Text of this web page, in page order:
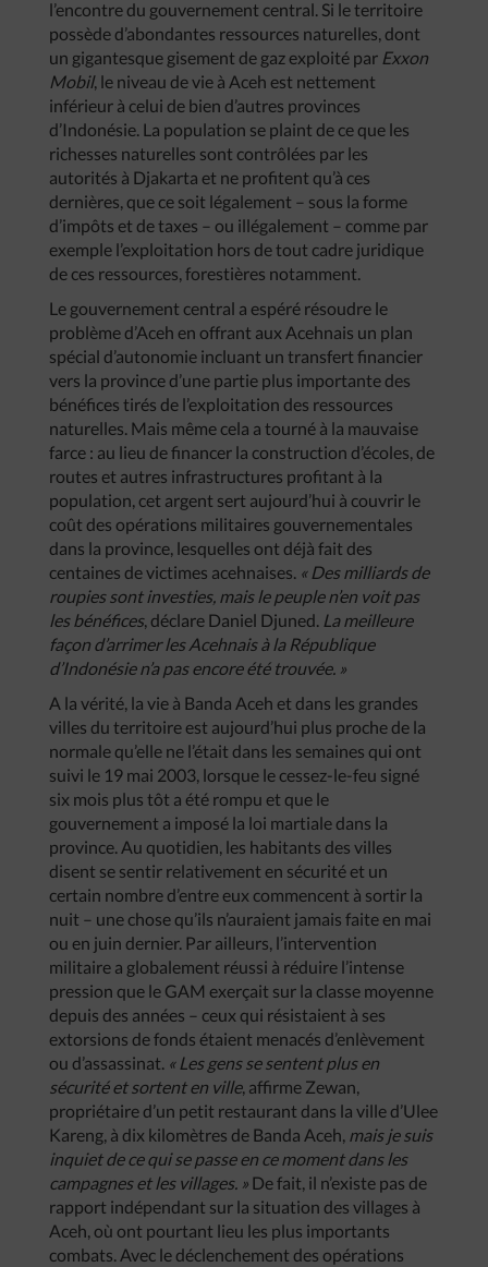
l’encontre du gouvernement central. Si le territoire
possède d’abondantes ressources naturelles, dont
un gigantesque gisement de gaz exploité par Exxon
Mobil, le niveau de vie à Aceh est nettement
inférieur à celui de bien d’autres provinces
d’Indonésie. La population se plaint de ce que les
richesses naturelles sont contrôlées par les
autorités à Djakarta et ne profitent qu’à ces
dernières, que ce soit légalement – sous la forme
d’impôts et de taxes – ou illégalement – comme par
exemple l’exploitation hors de tout cadre juridique
de ces ressources, forestières notamment.
Le gouvernement central a espéré résoudre le
problème d’Aceh en offrant aux Acehnais un plan
spécial d’autonomie incluant un transfert financier
vers la province d’une partie plus importante des
bénéfices tirés de l’exploitation des ressources
naturelles. Mais même cela a tourné à la mauvaise
farce : au lieu de financer la construction d’écoles, de
routes et autres infrastructures profitant à la
population, cet argent sert aujourd’hui à couvrir le
coût des opérations militaires gouvernementales
dans la province, lesquelles ont déjà fait des
centaines de victimes acehnaises. « Des milliards de
roupies sont investies, mais le peuple n’en voit pas
les bénéfices, déclare Daniel Djuned. La meilleure
façon d’arrimer les Acehnais à la République
d’Indonésie n’a pas encore été trouvée. »
A la vérité, la vie à Banda Aceh et dans les grandes
villes du territoire est aujourd’hui plus proche de la
normale qu’elle ne l’était dans les semaines qui ont
suivi le 19 mai 2003, lorsque le cessez-le-feu signé
six mois plus tôt a été rompu et que le
gouvernement a imposé la loi martiale dans la
province. Au quotidien, les habitants des villes
disent se sentir relativement en sécurité et un
certain nombre d’entre eux commencent à sortir la
nuit – une chose qu’ils n’auraient jamais faite en mai
ou en juin dernier. Par ailleurs, l’intervention
militaire a globalement réussi à réduire l’intense
pression que le GAM exerçait sur la classe moyenne
depuis des années – ceux qui résistaient à ses
extorsions de fonds étaient menacés d’enlèvement
ou d’assassinat. « Les gens se sentent plus en
sécurité et sortent en ville, affirme Zewan,
propriétaire d’un petit restaurant dans la ville d’Ulee
Kareng, à dix kilomètres de Banda Aceh, mais je suis
inquiet de ce qui se passe en ce moment dans les
campagnes et les villages. » De fait, il n’existe pas de
rapport indépendant sur la situation des villages à
Aceh, où ont pourtant lieu les plus importants
combats. Avec le déclenchement des opérations